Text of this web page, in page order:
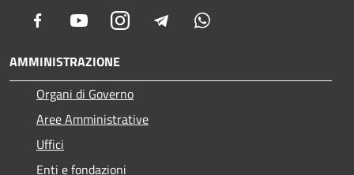
Facebook YoutubeInstagram Telegram
AMMINISTRAZIONE
Organi di Governo
Aree Amministrative
Uffici
Enti e fondazioni